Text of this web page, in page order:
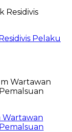
Pelaku
Wartawan